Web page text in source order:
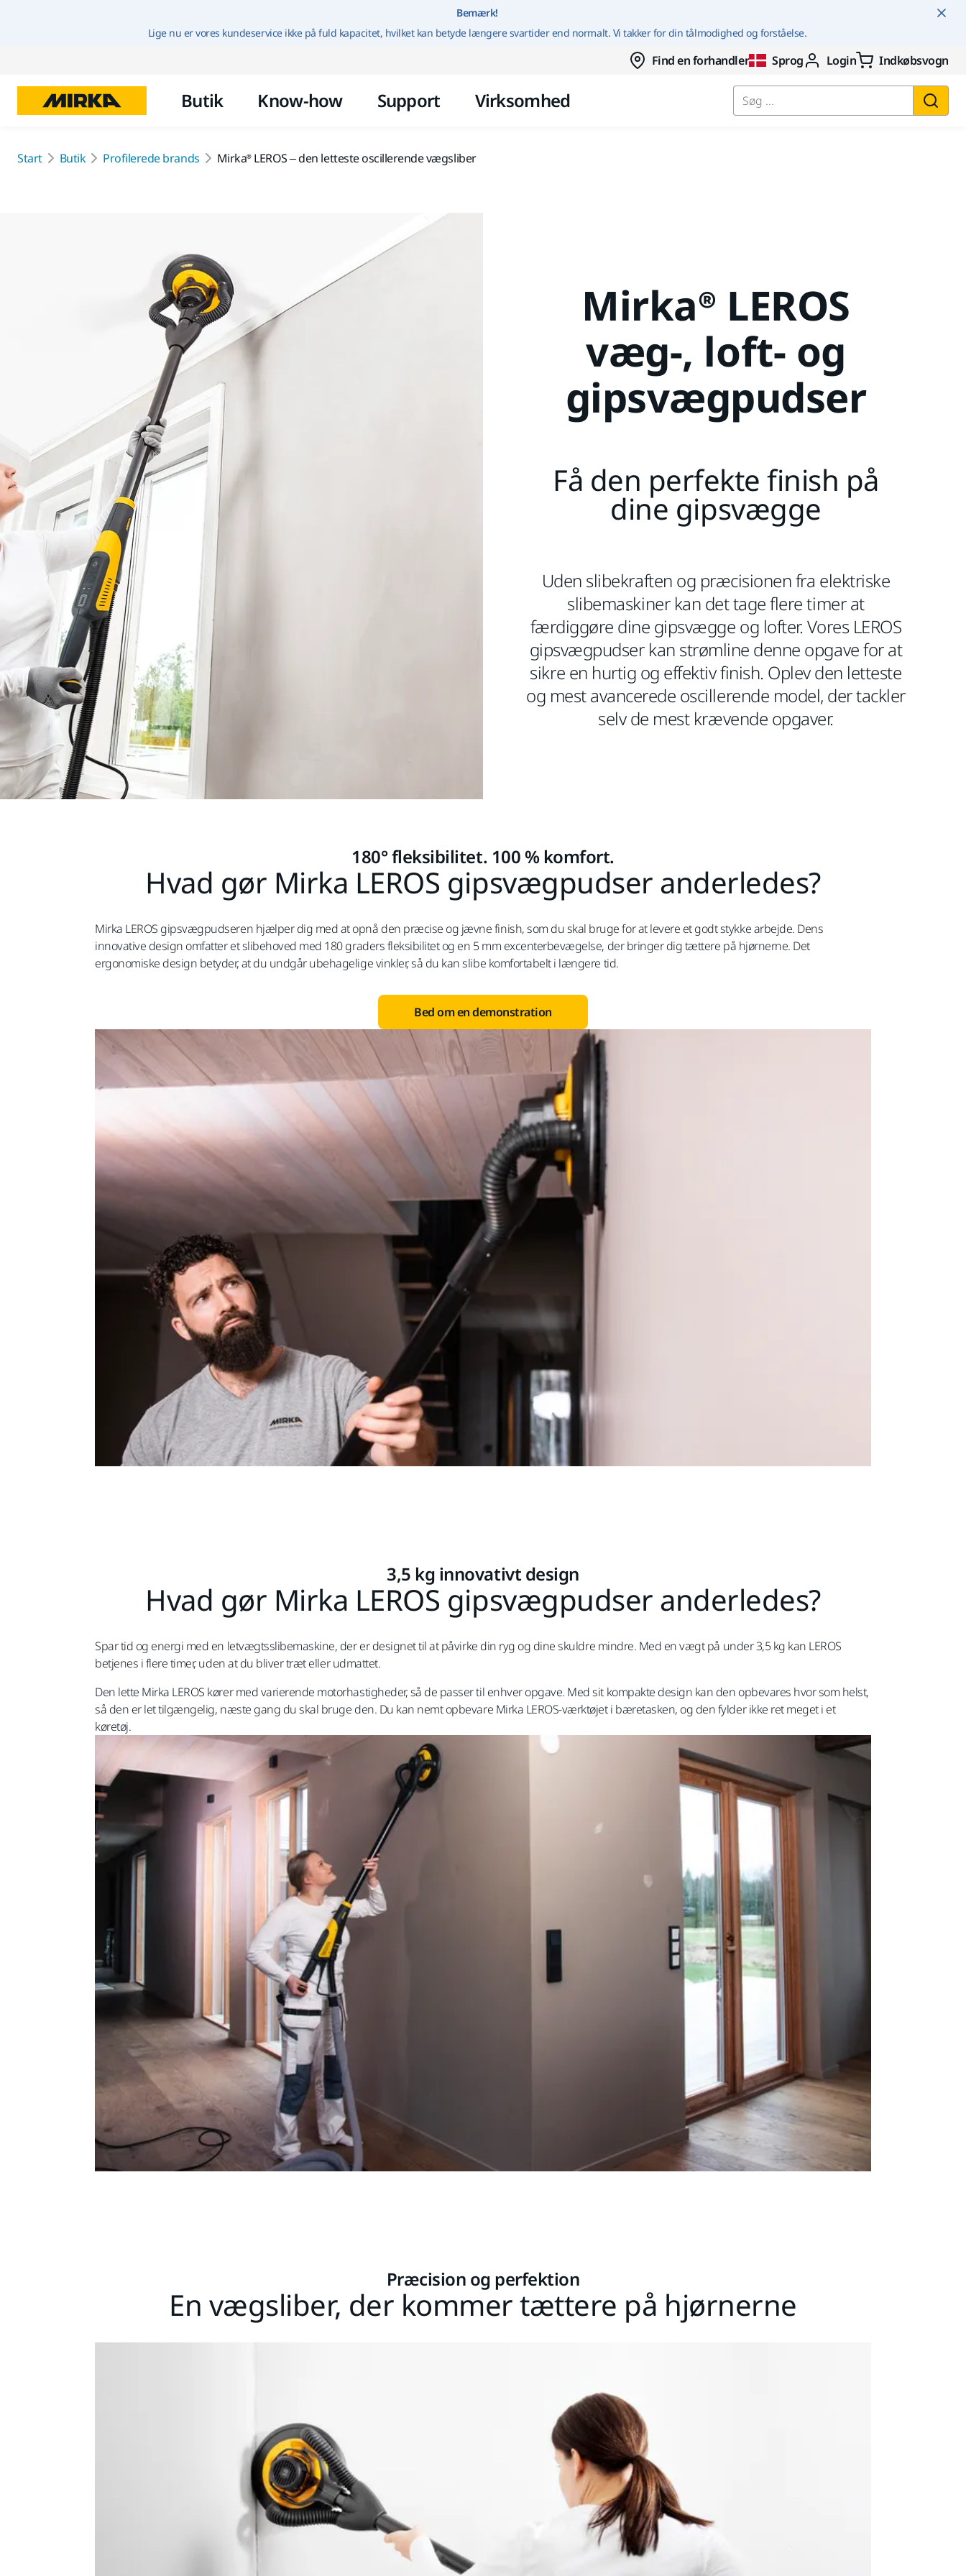
Gå til indhold
Bemærk!
Lige nu er vores kundeservice ikke på fuld kapacitet, hvilket kan betyde længere svartider end normalt. Vi takker for din tålmodighed og forståelse.
Find en forhandler Sprog Login Indkøbsvogn
Butik Know-how Support Virksomhed Søg ...
Start Butik Profilerede brands Mirka® LEROS – den letteste oscillerende vægsliber
Mirka® LEROS
væg-, loft- og
gipsvægpudser
Få den perfekte finish på
dine gipsvægge
Uden slibekraften og præcisionen fra elektriske
slibemaskiner kan det tage flere timer at
færdiggøre dine gipsvægge og lofter. Vores LEROS
gipsvægpudser kan strømline denne opgave for at
sikre en hurtig og effektiv finish. Oplev den letteste
og mest avancerede oscillerende model, der tackler
selv de mest krævende opgaver.
180° fleksibilitet. 100 % komfort.
Hvad gør Mirka LEROS gipsvægpudser anderledes?
Mirka LEROS gipsvægpudseren hjælper dig med at opnå den præcise og jævne finish, som du skal bruge for at levere et godt stykke arbejde. Dens
innovative design omfatter et slibehoved med 180 graders fleksibilitet og en 5 mm excenterbevægelse, der bringer dig tættere på hjørnerne. Det
ergonomiske design betyder, at du undgår ubehagelige vinkler, så du kan slibe komfortabelt i længere tid.
Bed om en demonstration
3,5 kg innovativt design
Hvad gør Mirka LEROS gipsvægpudser anderledes?
Spar tid og energi med en letvægtsslibemaskine, der er designet til at påvirke din ryg og dine skuldre mindre. Med en vægt på under 3,5 kg kan LEROS
betjenes i flere timer, uden at du bliver træt eller udmattet.
Den lette Mirka LEROS kører med varierende motorhastigheder, så de passer til enhver opgave. Med sit kompakte design kan den opbevares hvor som helst,
så den er let tilgængelig, næste gang du skal bruge den. Du kan nemt opbevare Mirka LEROS-værktøjet i bæretasken, og den fylder ikke ret meget i et
køretøj.
Præcision og perfektion
En vægsliber, der kommer tættere på hjørnerne